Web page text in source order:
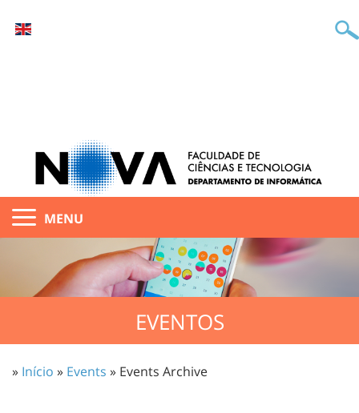
MENU
EVENTOS
» Início » Events » Events Archive